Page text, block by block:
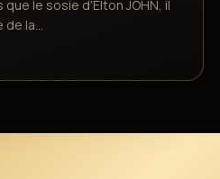
le sosie d'Elton JOHN, il
de la…